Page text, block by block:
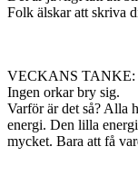
Folk älskar att skriva
VECKANS TANKE:
Ingen orkar bry sig.
Varför är det så? Alla
energi. Den lilla
mycket. Bara att få